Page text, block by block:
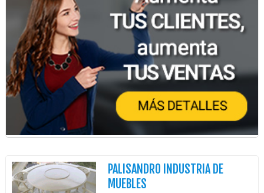
PALISANDRO INDUSTRIA DE
MUEBLES